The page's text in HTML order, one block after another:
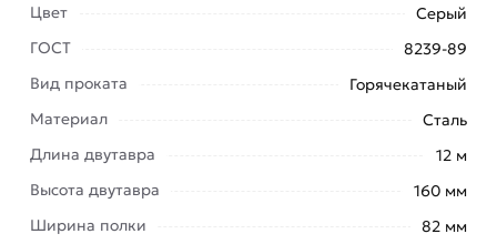
Балка двутавровая 16 Б1 производится из
низколегированной и углеродистой стали по
Это изделие из металла применяется в
крупнопанельном строительстве для колонных
металлоконструкций, перекрытий, мостовых
Цвет
Серый
ГОСТ
8239-89
Вид проката
Горячекатаный
Материал
Сталь
Длина двутавра
12 м
Высота двутавра
160 мм
Ширина полки
82 мм